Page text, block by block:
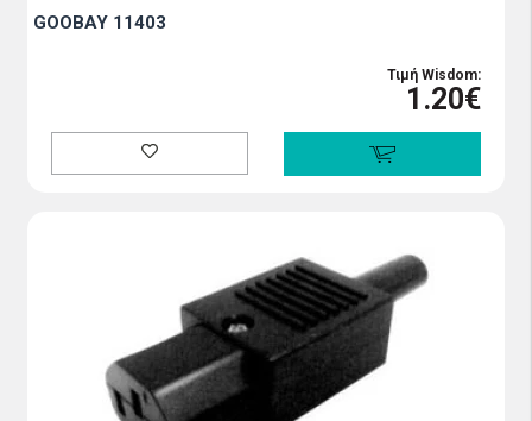
GOOBAY 11403
Τιμή Wisdom:
1.20€